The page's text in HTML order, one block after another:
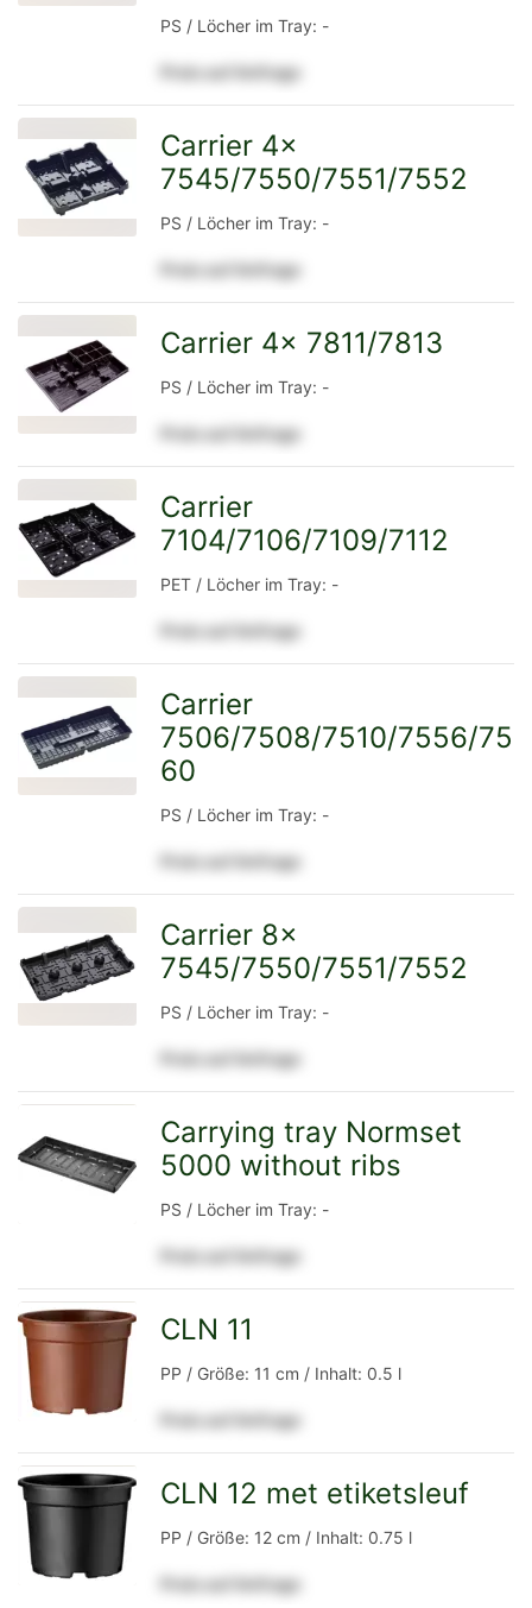
Detailseite
PS / Löcher im Tray: -
Preis auf Anfrage
Carrier 4x
7545/7550/7551/7552
PS / Löcher im Tray: -
Preis auf Anfrage
Detailseite
Carrier 4x 7811/7813
PS / Löcher im Tray: -
Preis auf Anfrage
zur
Carrier
7104/7106/7109/7112
PET / Löcher im Tray: -
Preis auf Anfrage
Detailseite
Carrier
7506/7508/7510/7556/75
60
PS / Löcher im Tray: -
Preis auf Anfrage
Carrier 8x
7545/7550/7551/7552
PS / Löcher im Tray: -
Preis auf Anfrage
zur
Carrying tray Normset
5000 without ribs
PS / Löcher im Tray: -
Preis auf Anfrage
Detailseite
CLN 11
PP / Größe: 11 cm / Inhalt: 0.5 l
Preis auf Anfrage
CLN 12 met etiketsleuf
PP / Größe: 12 cm / Inhalt: 0.75 l
Preis auf Anfrage